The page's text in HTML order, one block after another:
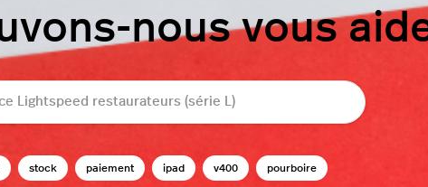
nous vous
stock paiement ipad v400 pourboire